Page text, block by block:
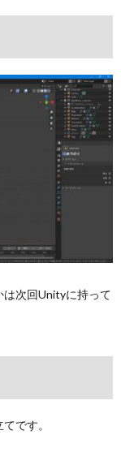
は次回Unityに持って
です。